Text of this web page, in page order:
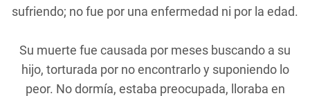
sufriendo; no fue por una enfermedad ni por la edad.
Su muerte fue causada por meses buscando a su
hijo, torturada por no encontrarlo y suponiendo lo
peor. No dormía, estaba preocupada, lloraba en